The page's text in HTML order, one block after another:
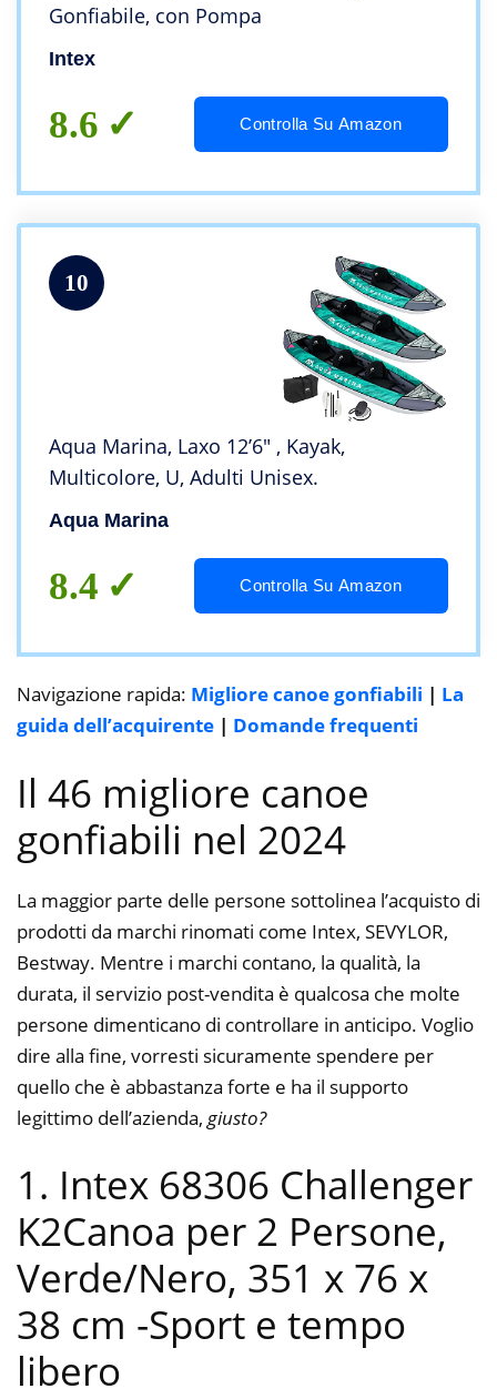
Gonfiabile, con Pompa
Intex
8.6 Controlla Su Amazon
10
Aqua Marina, Laxo 12’6″ , Kayak,
Multicolore, U, Adulti Unisex.
Aqua Marina
8.4 Controlla Su Amazon
Navigazione rapida: Migliore canoe gonfiabili | La
guida dell’acquirente | Domande frequenti
Il 46 migliore canoe
gonfiabili nel 2024
La maggior parte delle persone sottolinea l’acquisto di
prodotti da marchi rinomati come Intex, SEVYLOR,
Bestway. Mentre i marchi contano, la qualità, la
durata, il servizio post-vendita è qualcosa che molte
persone dimenticano di controllare in anticipo. Voglio
dire alla fine, vorresti sicuramente spendere per
quello che è abbastanza forte e ha il supporto
legittimo dell’azienda, giusto?
1. Intex 68306 Challenger
K2Canoa per 2 Persone,
Verde/Nero, 351 x 76 x
38 cm -Sport e tempo
libero